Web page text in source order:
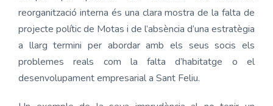
reorganització interna és una clara mostra de la falta de
projecte polític de Motas i de l’absència d’una estratègia
a llarg termini per abordar amb els seus socis els
problemes reals com la falta d’habitatge o el
desenvolupament empresarial a Sant Feliu.